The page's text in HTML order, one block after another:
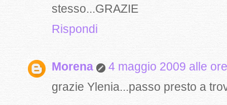
stesso...GRAZIE
Rispondi
Morena
4 maggio 2009 alle
grazie Ylenia...passo presto a